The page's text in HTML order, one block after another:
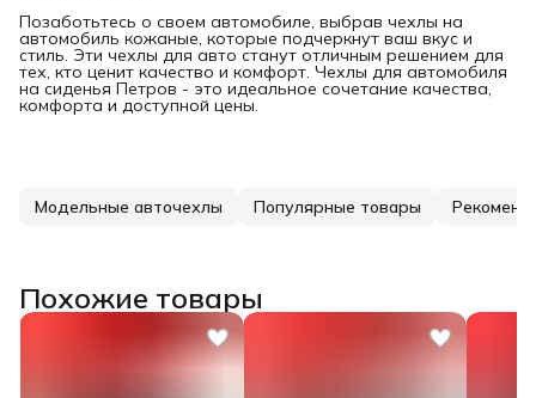
Позаботьтесь о своем автомобиле, выбрав чехлы на
автомобиль кожаные, которые подчеркнут ваш вкус и
стиль. Эти чехлы для авто станут отличным решением для
тех, кто ценит качество и комфорт. Чехлы для автомобиля
на сиденья Петров - это идеальное сочетание качества,
комфорта и доступной цены.
Модельные авточехлы Популярные товары
Похожие товары